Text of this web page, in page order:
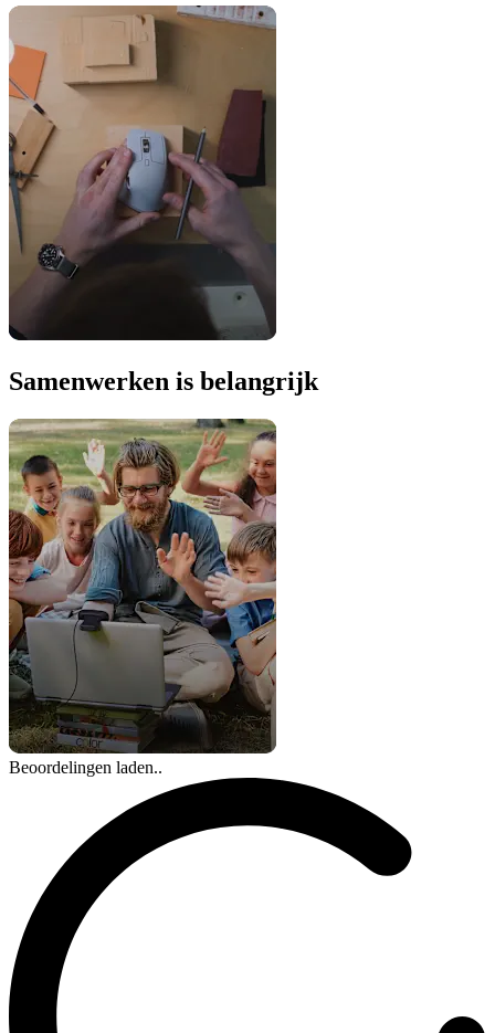
Samenwerken is belangrijk
Beoordelingen laden..